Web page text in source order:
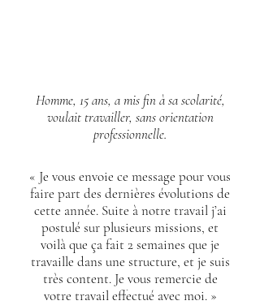
Homme, 15 ans, a mis finà sa scolarité,
voulait travailler, sans orientation
professionnelle.
« Je vous envoie ce message pour vous
faire part des dernières évolutions de
cette année. Suite à notre travailj’ai
postulé sur plusieurs missions, et
voilàque ça fait 2 semaines que je
travaille dans une structure, et je suis
très content. Je vous remercie de
votre travail effectué avec moi. »